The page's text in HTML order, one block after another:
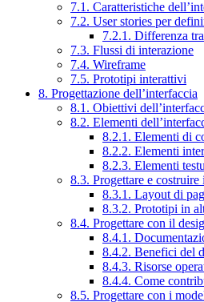
7.1. Caratteristiche
7.2. User stories per
7.2.1. Differenza
7.3. Flussi di interazione
7.4. Wireframe
7.5. Prototipi interattivi
8. Progettazione dell’interfaccia
8.1. Obiettivi
8.2. Elementi
8.2.1. Elementi di
8.2.2. Elementi
8.2.3. Elementi
8.3. Progettare e costruire
8.3.1. Layout di
8.3.2. Prototipi in
8.4. Progettare con il
8.4.1.
8.4.2. Benefici del
8.4.3. Risorse
8.4.4. Come
8.5. Progettare con i